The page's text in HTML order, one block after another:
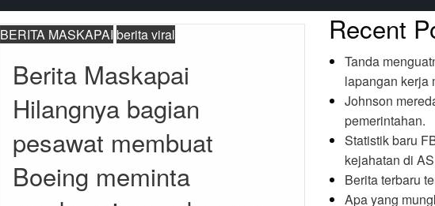
BERITA MASKAPAI berita viral
Berita Maskapai
Hilangnya bagian
pesawat membuat
Boeing meminta
Recent
Tanda
lapangan kerja
Johnson
pemerintahan.
Statistik baru
kejahatan di AS
Berita terbaru
Apa yang